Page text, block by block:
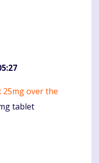
25mg over the
tablet